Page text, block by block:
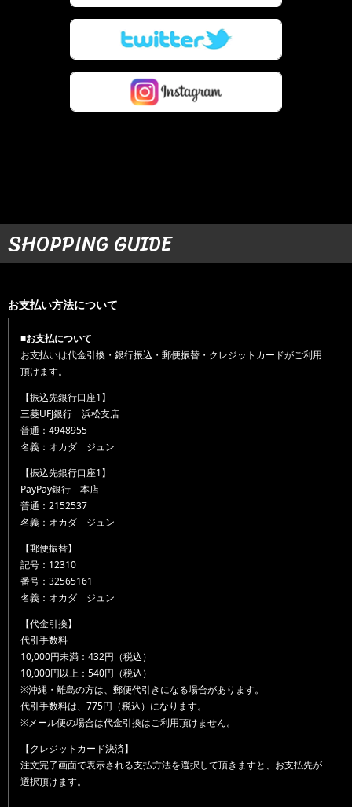
SHOPPING GUIDE
お支払い方法について
■お支払について
お支払いは代金引換・銀行振込・郵便振替・クレジットカードがご利用
頂けます。
【振込先銀行口座1】
三菱UFJ銀行 浜松支店
普通：4948955
名義：オカダ ジュン
【振込先銀行口座1】
PayPay銀行 本店
普通：2152537
名義：オカダ ジュン
【郵便振替】
記号：12310
番号：32565161
名義：オカダ ジュン
【代金引換】
代引手数料
10,000円未満：432円（税込）
10,000円以上：540円（税込）
※沖縄・離島の方は、郵便代引きになる場合があります。
代引手数料は、775円（税込）になります。
※メール便の場合は代金引換はご利用頂けません。
【クレジットカード決済】
注文完了画面で表示される支払方法を選択して頂きますと、お支払先が
選択頂けます。